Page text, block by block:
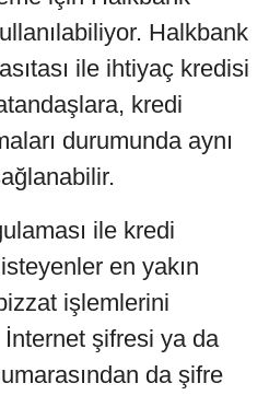
Halkbank
ile ihtiyaç kredisi
kredi
durumunda aynı
ile kredi
en yakın
işlemlerini
şifresi ya da
da şifre